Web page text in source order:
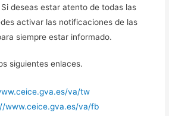
deseas estar atento de todas las
activar las notificaciones de las
siempre estar informado.
siguientes enlaces.
va/tw
www.ceice.gva.es/va/fb